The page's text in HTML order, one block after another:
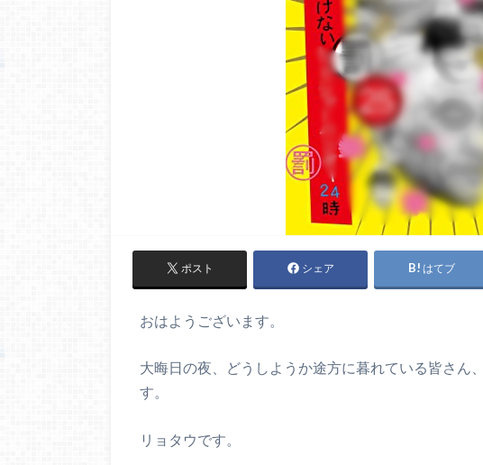
ポスト シェア はてブ
おはようございます。
大晦日の夜、どうしようか途方に暮れている皆さん
す。
リョタウです。